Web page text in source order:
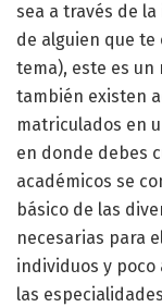
sea a través de
de alguien que
tema), este es
también existen
matriculados en
en donde debes
académicos se
básico de las
necesarias para
individuos y poco
las